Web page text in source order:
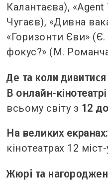
Калантаєва),
Чугаєв), «Дивна
«Горизонти Єви»
фокус?» (М.
Де та коли
В онлайн-
всьому світу з 12
На великих екранах:
кінотеатрах 12
Жюрі та